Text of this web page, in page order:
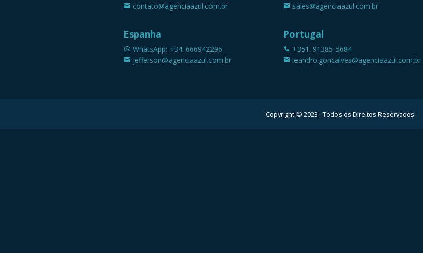
contato@agenciaazul.com.br
Espanha
WhatsApp: +34. 666942296
jefferson@agenciaazul.com.br
sales@agenciaazul.com.br
Portugal
+351. 91385-5684
leandro.goncalves@agenciaazul.com.br
Copyright © 2023 - Todos os Direitos Reservados